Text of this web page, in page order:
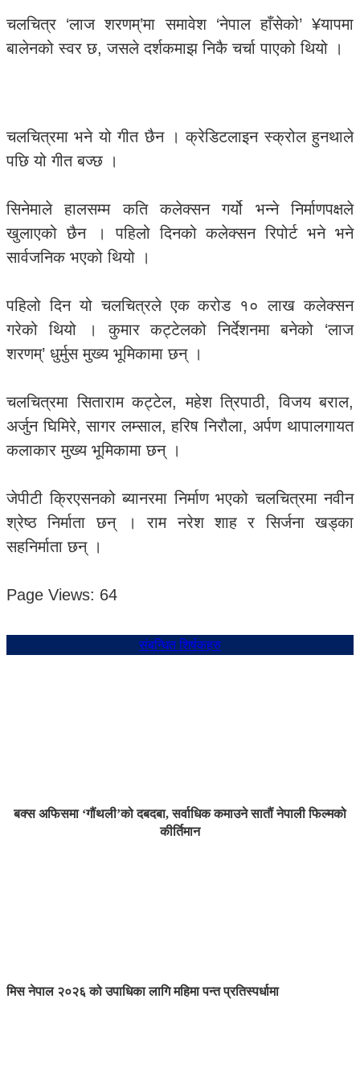
चलचित्र ‘लाज शरणम्’मा समावेश ‘नेपाल हाँसेको’ ¥यापमा
बालेनको स्वर छ, जसले दर्शकमाझ निकै चर्चा पाएको थियो ।
चलचित्रमा भने यो गीत छैन । क्रेडिटलाइन स्क्रोल हुनथाले
पछि यो गीत बज्छ ।
सिनेमाले हालसम्म कति कलेक्सन गर्यो भन्ने निर्माणपक्षले
खुलाएको छैन । पहिलो दिनको कलेक्सन रिपोर्ट भने भने
सार्वजनिक भएको थियो ।
पहिलो दिन यो चलचित्रले एक करोड १० लाख कलेक्सन
गरेको थियो । कुमार कट्टेलको निर्देशनमा बनेको ‘लाज
शरणम्’ धुर्मुस मुख्य भूमिकामा छन् ।
चलचित्रमा सिताराम कट्टेल, महेश त्रिपाठी, विजय बराल,
अर्जुन घिमिरे, सागर लम्साल, हरिष निरौला, अर्पण थापालगायत
कलाकार मुख्य भूमिकामा छन् ।
जेपीटी क्रिएसनको ब्यानरमा निर्माण भएको चलचित्रमा नवीन
श्रेष्ठ निर्माता छन् । राम नरेश शाह र सिर्जना खड्का
सहनिर्माता छन् ।
Page Views: 64
संबन्धित शिर्षकहरु
बक्स अफिसमा ‘गौंथली’को दबदबा, सर्वाधिक कमाउने सातौं नेपाली फिल्मको
कीर्तिमान
मिस नेपाल २०२६ को उपाधिका लागि महिमा पन्त प्रतिस्पर्धामा